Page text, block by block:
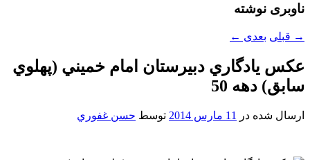
ناوبری نوشته
→ قبلی بعدی ←
عکس يادگاري دبيرستان امام خميني (پهلوي
سابق)​ دهه 50
ارسال شده در 11 مارس 2014 توسط حسن غفوري